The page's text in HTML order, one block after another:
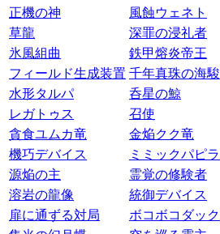
正機の神
風蝕ウェネト
草龍
深罪の浸礼者
氷風組曲
鉄甲熔炎帝王
フィールド生成装置 千年真珠の海駿
水形タルパ
呑星の鯨
レガトゥス
召使
貪食ユムカ竜
金焔クク竜
機巧デバイス
ミミックパピラ
源焔の主
霊覚の修験者
溶岩の龍像
統御デバイス
扉に通ずる対局
ボコボコダック